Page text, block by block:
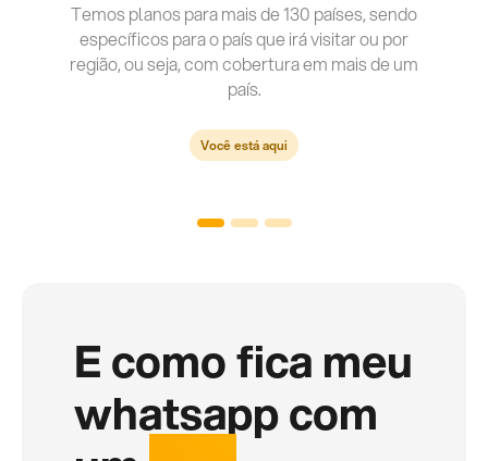
Temos planos para mais de 130 países, sendo
específicos para o país que irá visitar ou por
região, ou seja, com cobertura em mais de um
país.
Você está aqui
E como fica meu
whatsapp com